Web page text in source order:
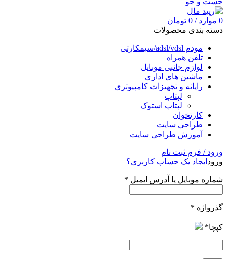
0 موارد /
0 تومان
دسته بندی محصولات
مودم adsl/vdsl/سیمکارتی
تلفن همراه
لوازم جانبی موبایل
ماشین های اداری
رایانه و تجهیزات کامپیوتری
لپتاپ
لپتاپ استوک
کارتخوان
طراحی سایت
آموزش طراحی سایت
ورود / فرم ثبت نام
ورود ایجاد یک حساب کاربری؟
شماره موبایل یا آدرس ایمیل *
گذرواژه *
کپچا*